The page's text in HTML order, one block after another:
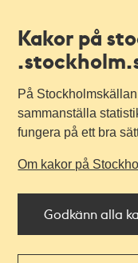
Kakor på
På
sammanställa
fungera på ett bra
Om kakor på
Godkänn alla